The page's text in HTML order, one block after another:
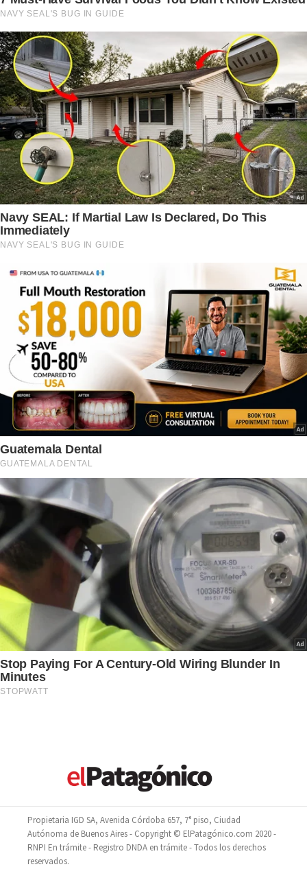
Propietaria IGD SA, Avenida Córdoba 657, 7° piso, Ciudad
Autónoma de Buenos Aires - Copyright © ElPatagónico.com 2020 -
RNPI En trámite - Registro DNDA en trámite - Todos los derechos
reservados.